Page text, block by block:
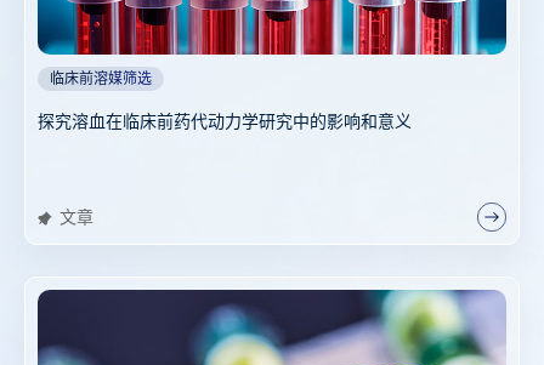
临床前溶媒筛选
探究溶血在临床前药代动力学研究中的影响和意义
文章